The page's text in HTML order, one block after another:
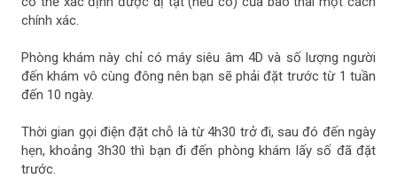
chính xác.
Phòng khám này chỉ có máy siêu âm 4D và số lượng người
đến khám vô cùng đông nên bạn sẽ phải đặt trước từ 1 tuần
đến 10 ngày.
Thời gian gọi điện đặt chỗ là từ 4h30 trở đi, sau đó đến ngày
hẹn, khoảng 3h30 thì bạn đi đến phòng khám lấy số đã đặt
trước.